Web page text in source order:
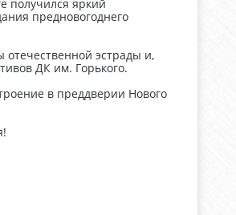
получился яркий
предновогоднего
эстрады и,
ДК им. Горького.
в преддверии Нового